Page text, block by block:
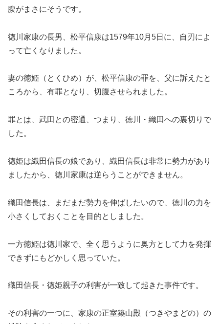
腹がまさにそうです。
徳川家康の長男、松平信康は1579年10月5日に、自刃によ
って亡くなりました。
妻の徳姫（とくひめ）が、松平信康の罪を、父に訴えたと
ころから、有罪となり、切腹させられました。
罪とは、武田との密通、つまり、徳川・織田への裏切りで
した。
徳姫は織田信長の娘であり、織田信長は非常に勢力があり
ましたから、徳川家康は逆らうことができません。
織田信長は、まだまだ勢力を伸ばしたいので、徳川の力を
小さくしておくことを目的としました。
一方徳姫は徳川家で、全く思うように奥方として力を発揮
できずにもどかしく思っていた。
織田信長・徳姫親子の利害が一致して起きた事件です。
その利害の一つに、家康の正室築山殿（つきやまどの）の